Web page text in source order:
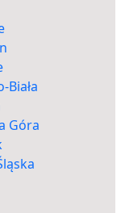
Góra